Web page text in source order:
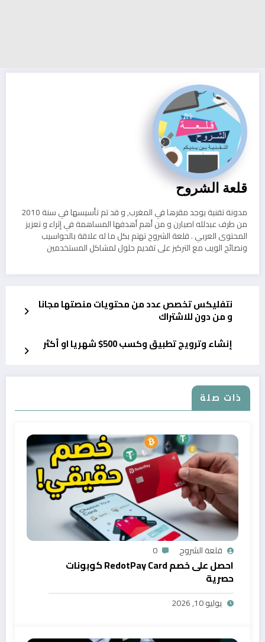
قلعة الشروح
مدونة تقنية يوجد مقرها في المغرب, و قد تم تأسيسها في سنة 2010
من طرف عبدلله اصبارن و من أهم أهدفها المساهمة في إثراء و تعزيز
المحتوى العربي . قلعة الشروح تهتم بكل ما له علاقة بالحواسيب
ونصائح الويب مع التركيز على تقديم حلول لمشاكل المستخدمين
نتفليكس تخصص عدد من محتويات منصتها مجانا
و من دون للاشتراك
إنشاء وترويج تطبيق وكسب 500$ شهريا او أكثر
ذات صلة
قلعة الشروح 0
احصل على خصم RedotPay Card كوبونات
حصرية
يوليو 10, 2026